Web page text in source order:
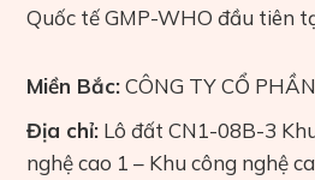
Quốc tế GMP-WHO đầu tiên
Miền Bắc:CÔNG TY CỔ
Địa chỉ: Lô đất CN1-08B-3
nghệ cao 1 – Khu công nghệ